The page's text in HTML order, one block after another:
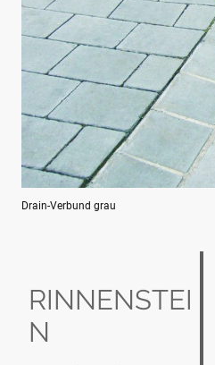
Drain-Verbund grau
RINNENSTEI
N